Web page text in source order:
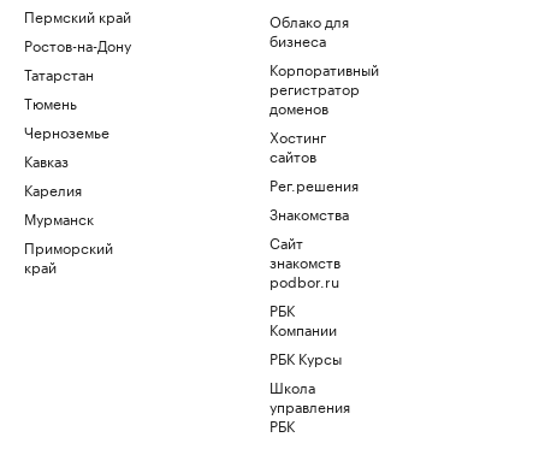
Пермский край
Ростов-на-Дону
Татарстан
Тюмень
Черноземье
Кавказ
Карелия
Мурманск
Приморский
край
Облако для
бизнеса
Корпоративный
регистратор
доменов
Хостинг
сайтов
Рег.решения
Знакомства
Сайт
знакомств
podbor.ru
РБК
Компании
РБК Курсы
Школа
управления
РБК